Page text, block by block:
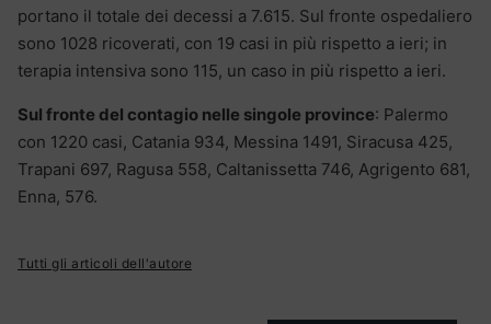
portano il totale dei decessi a 7.615. Sul fronte ospedaliero
sono 1028 ricoverati, con 19 casi in più rispetto a ieri; in
terapia intensiva sono 115, un caso in più rispetto a ieri.
Sul fronte del contagio nelle singole province: Palermo
con 1220 casi, Catania 934, Messina 1491, Siracusa 425,
Trapani 697, Ragusa 558, Caltanissetta 746, Agrigento 681,
Enna, 576.
Tutti gli articoli dell'autore